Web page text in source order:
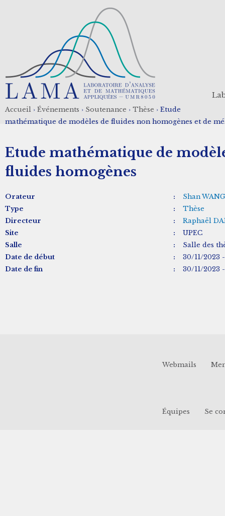
Fil
Accueil › Événements › Soutenance › Thèse › Etude
mathématique de modèles de fluides non homogènes et de
Etude mathématique de
fluides homogènes
Orateur :
Shan WANG
Type
:
Thèse
Directeur
:
Raphaël
Site
:
UPEC
Salle
:
Salle des
Date de début
:
30/11/2023
Date de fin
: 30/11/2023 -
Webmails
Équipes Se